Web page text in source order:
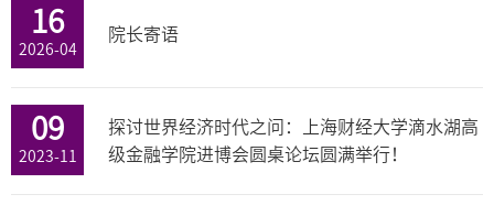
16
2026-04
院长寄语
09
2023-11
探讨世界经济时代之问：上海财经大学滴水湖高
级金融学院进博会圆桌论坛圆满举行！